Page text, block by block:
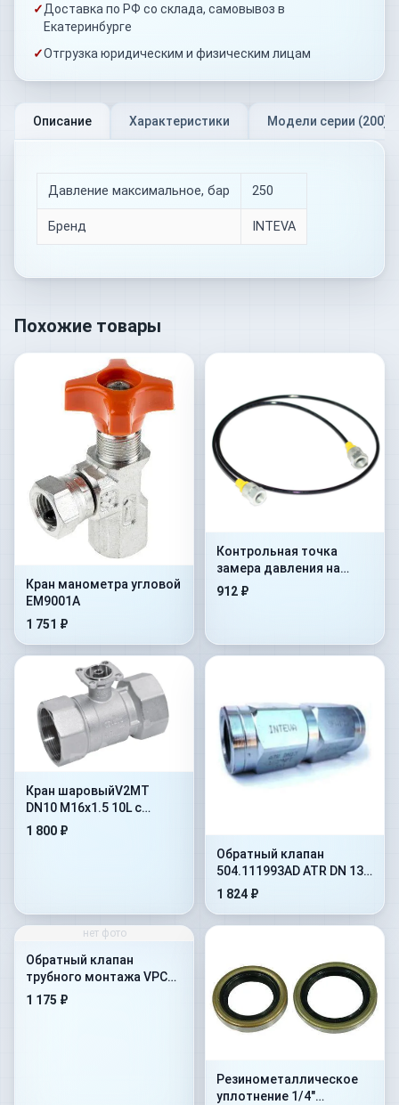
✓Доставка по РФ со склада, самовывоз в
Екатеринбурге
✓Отгрузка юридическим и физическим лицам
Описание Характеристики Модели серии (200)
Давление максимальное, бар 250
Бренд INTEVA
Похожие товары
Кран манометра угловой
EM9001A
1 751 ₽
Контрольная точка
замера давления на
гибком шланге Flex.
912 ₽
Кран шаровыйV2MT
DN10 M16x1.5 10L с
отверстиями под
1 800 ₽
Обратный клапан
504.111993AD ATR DN 13
на 10 бар
1 824 ₽
нет фото
Обратный клапан
трубного монтажа VPC
1&#039-&#039-
1 175 ₽
Резинометалличеcкое
уплотнение 1/4"